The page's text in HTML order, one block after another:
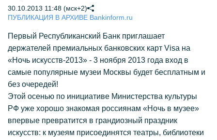
30.10.2013 11:48 (мск+2)
ПУБЛИКАЦИЯ В АРХИВЕ Bankinform.ru
Первый Республиканский Банк приглашает
держателей премиальных банковских карт Visa на
«Ночь искусств-2013» - 3 ноября 2013 года вход в
самые популярные музеи Москвы будет бесплатным и
без очередей!
Этой осенью по инициативе Министерства культуры
РФ уже хорошо знакомая россиянам «Ночь в музее»
впервые превратится в грандиозный праздник
искусств: к музеям присоединятся театры, библиотеки